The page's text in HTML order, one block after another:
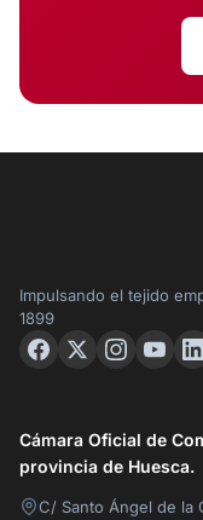
Impulsando el tejido
1899
Cámara Oficial de
provincia de Huesca.
C/ Santo Ángel de la